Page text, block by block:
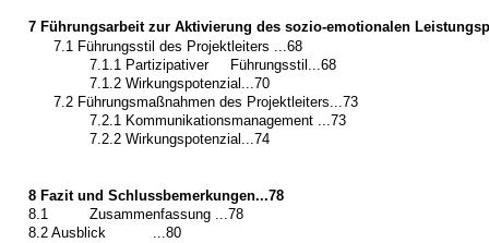
7 Führungsarbeit zur Aktivierung des sozio-emotionalen
7.1 Führungsstil des Projektleiters ...68
7.1.1 Partizipativer
Führungsstil...68
7.1.2 Wirkungspotenzial...70
7.2 Führungsmaßnahmen des Projektleiters...73
7.2.1 Kommunikationsmanagement ...73
7.2.2 Wirkungspotenzial...74
8 Fazit und Schlussbemerkungen...78
8.1
Zusammenfassung ...78
8.2 Ausblick
...80